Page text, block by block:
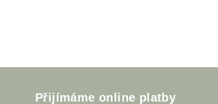
Přijímáme online platby